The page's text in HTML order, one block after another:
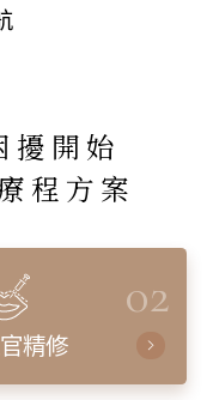
擾開始
程方案
02
精修